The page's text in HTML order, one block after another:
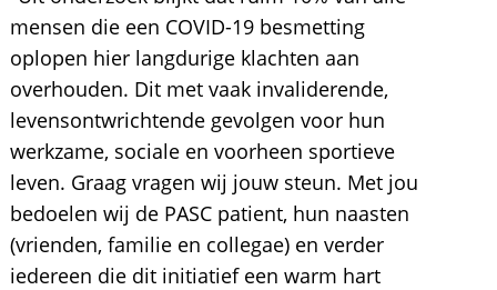
mensen die een COVID-19 besmetting
oplopen hier langdurige klachten aan
overhouden. Dit met vaak invaliderende,
levensontwrichtende gevolgen voor hun
werkzame, sociale en voorheen sportieve
leven. Graag vragen wij jouw steun. Met jou
bedoelen wij de PASC patient, hun naasten
(vrienden, familie en collegae) en verder
iedereen die dit initiatief een warm hart